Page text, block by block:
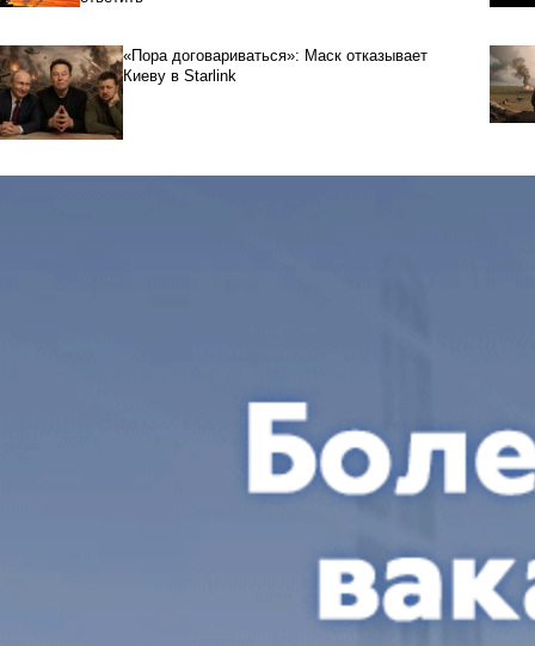
«Пора договариваться»: Маск отказывает
Киеву в Starlink